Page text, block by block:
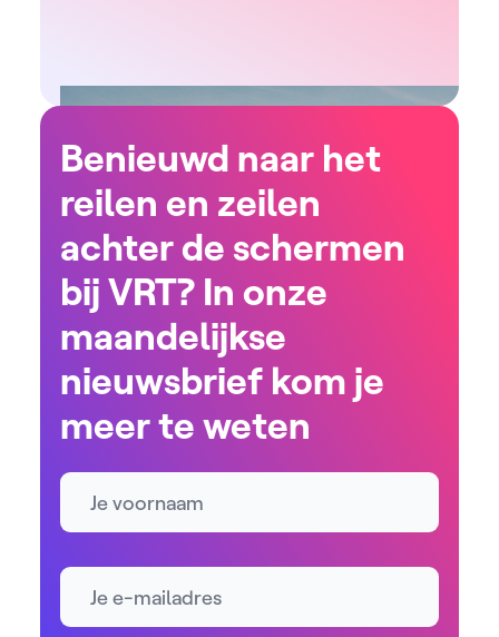
Benieuwd naar het
reilen en zeilen
achter de schermen
bij VRT? In onze
maandelijkse
nieuwsbrief kom je
meer te weten
Naam
E-mailadres *